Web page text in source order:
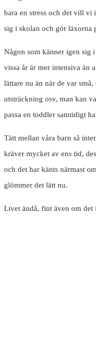
bara en stress och det vill vi
sig i skolan och gör läxorna
Någon som känner igen sig
vissa år är mer intensiva än
lättare nu än när de var
utsträckning osv, man kan
passa en toddler samtidigt
Tätt mellan våra barn så
kräver mycket av ens tid,
och det har känts närmast
glömmer det lätt nu.
Livet ändå, fint även om